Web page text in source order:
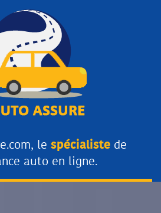
le spécialiste de
auto en ligne.